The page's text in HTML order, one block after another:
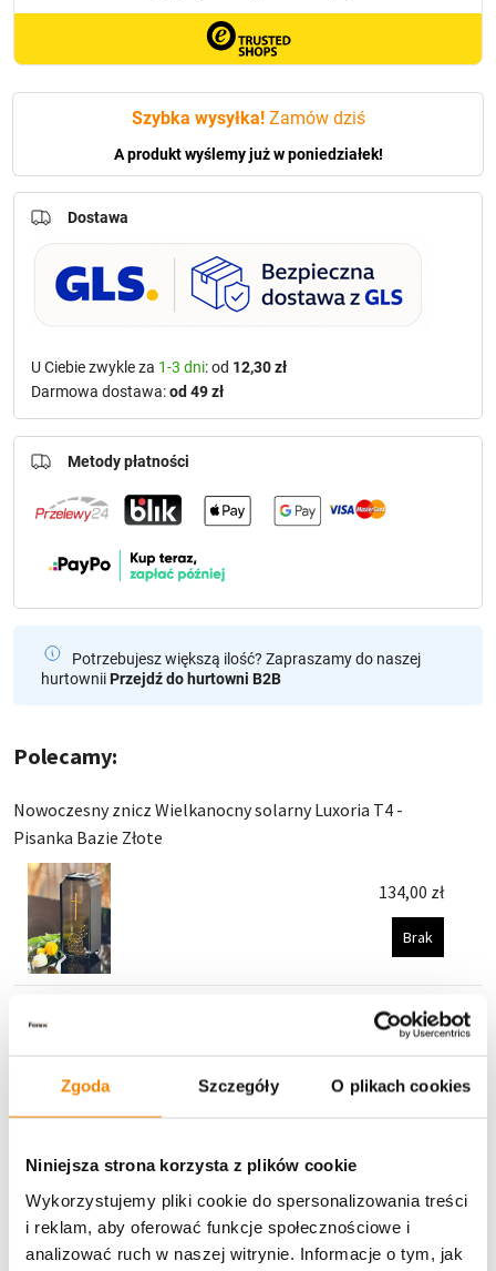
Zgoda Szczegóły O plikach cookies
Niniejsza strona korzysta z plików cookie
Wykorzystujemy pliki cookie do spersonalizowania treści
i reklam, aby oferować funkcje społecznościowe i
analizować ruch w naszej witrynie. Informacje o tym, jak
Potrzebujesz większą ilość? Zapraszamy do naszej
hurtowniiPrzejdź do hurtowni B2B
Dostawa
U Ciebie zwykle za 1-3 dni: od 12,30 zł
Darmowa dostawa:od 49 zł
Metody płatności
Szybka wysyłka!Zamów dziś
A produkt wyślemy już w poniedziałek!
Polecamy:
Nowoczesny znicz Wielkanocny solarny Luxoria T4 -
Pisanka Bazie Złote
134,00 zł
Brak
Specyfikacja